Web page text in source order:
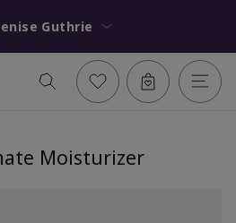
Denise Guthrie
Moisturizer